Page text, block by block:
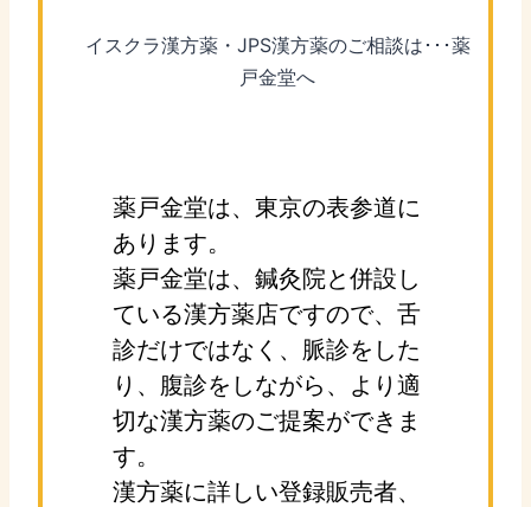
イスクラ漢方薬・JPS漢方薬のご相談は･･･薬
戸金堂へ
薬戸金堂は、東京の表参道に
あります。
薬戸金堂は、鍼灸院と併設し
ている漢方薬店ですので、舌
診だけではなく、脈診をした
り、腹診をしながら、より適
切な漢方薬のご提案ができま
す。
漢方薬に詳しい登録販売者、